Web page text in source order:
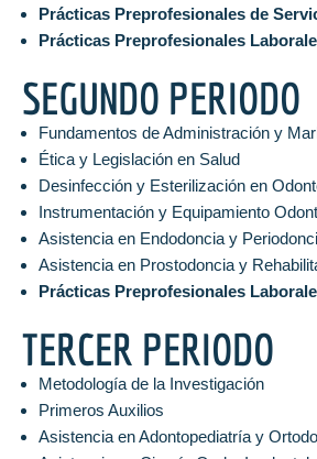
Prácticas Preprofesionales de
Prácticas Preprofesionales
SEGUNDO PERIODO
Fundamentos de Administración y
Ética y Legislación en Salud
Desinfección y Esterilización en
Instrumentación y Equipamiento
Asistencia en Endodoncia y
Asistencia en Prostodoncia y
Prácticas Preprofesionales
TERCER PERIODO
Metodología de la Investigación
Primeros Auxilios
Asistencia en Adontopediatría y